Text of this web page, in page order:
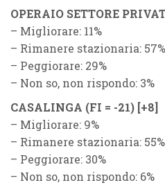
OPERAIO SETTORE
– Migliorare: 11%
– Rimanere stazionaria: 57%
– Peggiorare: 29%
– Non so, non rispondo: 3%
CASALINGA (FI = -21) [+8]
– Migliorare: 9%
– Rimanere stazionaria: 55%
– Peggiorare: 30%
– Non so, non rispondo: 6%